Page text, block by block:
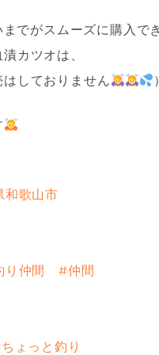
でがスムーズに購入で
カツオは、
しておりません
）
和歌山市
り仲間
#仲間
ょっと釣り